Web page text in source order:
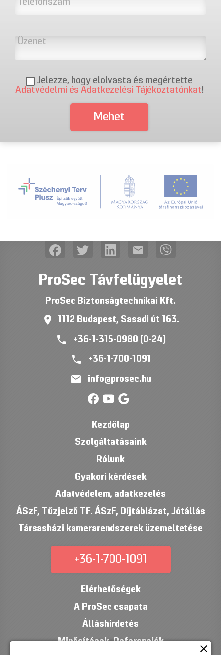
Jelezze, hogy elolvasta és megértette
Adatvédelmi és Adatkezelési Tájékoztatónkat!
mail
ProSec Távfelügyelet
ProSec Biztonságtechnikai Kft.
place 1112 Budapest, Sasadi út 163.
phone +36-1-315-0980 (0-24)
phone +36-1-700-1091
mail info@prosec.hu
Kezdőlap
Szolgáltatásaink
Rólunk
Gyakori kérdések
Adatvédelem, adatkezelés
ÁSzF, Tűzjelző TF. ÁSzF, Díjtáblázat, Jótállás
Társasházi kamerarendszerek üzemeltetése
+36-1-700-1091
Elérhetőségek
A ProSec csapata
Álláshirdetés
Minősítések,Referenciák
close